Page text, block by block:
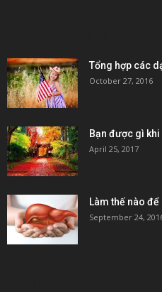
Tổng hợp các
October 27, 2016
Bạn được gì
April 25, 2017
Làm thế nào
September 24,